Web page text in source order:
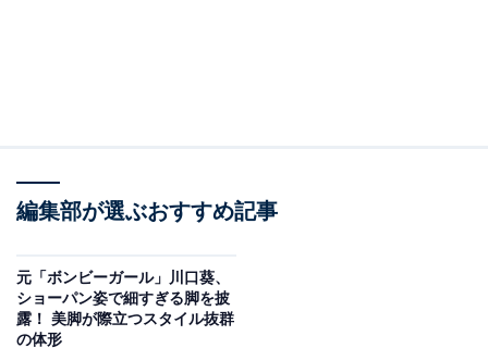
編集部が選ぶおすすめ記事
元「ボンビーガール」川口葵、
ショーパン姿で細すぎる脚を披
露！ 美脚が際立つスタイル抜群
の体形